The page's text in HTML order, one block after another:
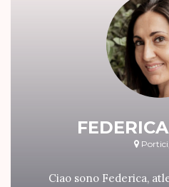
Ciao sono Federica,